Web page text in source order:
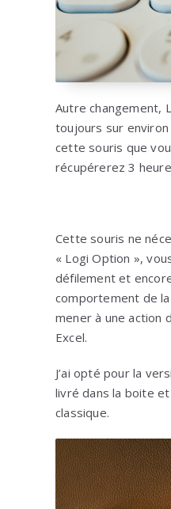
Autre changement,
toujours sur environ
cette souris que
récupérerez 3
Cette souris ne
« Logi Option »,
défilement et
comportement de
mener à une action
Excel.
J’ai opté pour la
livré dans la boite
classique.